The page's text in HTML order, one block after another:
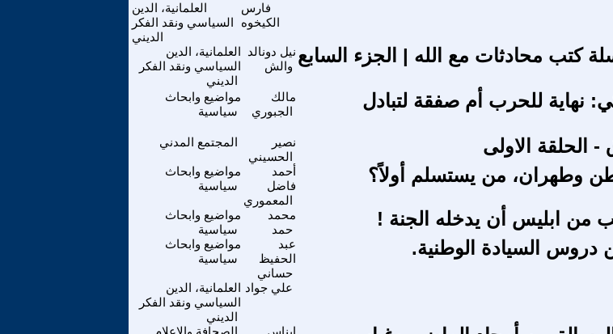
العلمانية، الدين
السياسي ونقد الفكر
الديني
فارس
الكيخوه
العلمانية، الدين
السياسي ونقد الفكر
الديني
نيل دونالد
والش كتب محادثات مع الله | الجزء السابع
مواضيع وابحاث
سياسية
مالك
الجبوري
نهاية للحرب أم صفقة لتبادل
المجتمع المدني
نصير
الحسيني
الحلقة الاولى
مواضيع وابحاث
سياسية
أحمد
فاضل
المعموري
وطهران، من يستسلم أولاً؟
مواضيع وابحاث
سياسية
محمد
حمد
من ابليس أن يدخله الجنة !
مواضيع وابحاث
سياسية
عبد
الحفيظ
حساني
دروس السيادة الوطنية.
العلمانية، الدين
السياسي ونقد الفكر
الديني
علي جواد
الصحافة والاعلام
ايناس